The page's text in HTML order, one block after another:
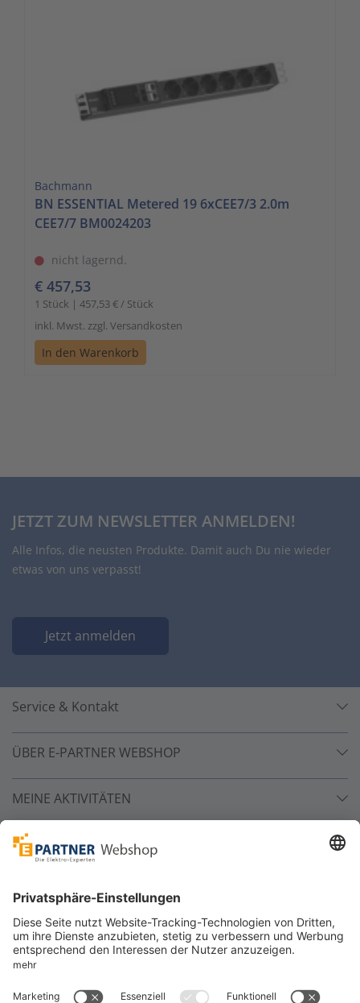
Bachmann
BN ESSENTIAL Metered 19 6xCEE7/3 2.0m
CEE7/7 BM0024203
nicht lagernd.
€ 457,53
1 Stück | 457,53 € / Stück
inkl. Mwst. zzgl. Versandkosten
In den Warenkorb
JETZT ZUM NEWSLETTER ANMELDEN!
Alle Infos, die neusten Produkte. Damit auch Du nie wieder
etwas von uns verpasst!
Jetzt anmelden
Service & Kontakt
ÜBER E-PARTNER WEBSHOP
MEINE AKTIVITÄTEN
Unsere Zahlarten
Versandpartner
Sicher bestellen
Versandkosten.